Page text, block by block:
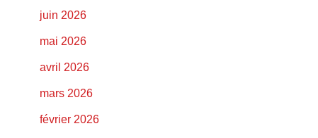
juin 2026
mai 2026
avril 2026
mars 2026
février 2026